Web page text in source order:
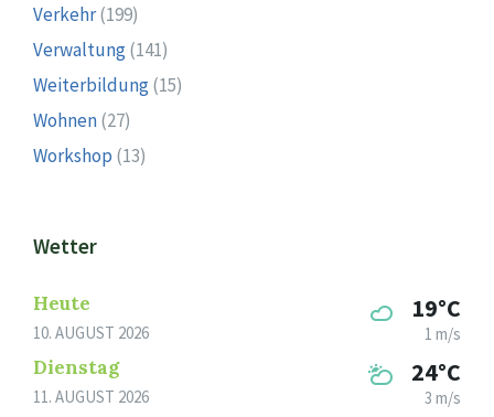
Verkehr(199)
Verwaltung(141)
Weiterbildung(15)
Wohnen(27)
Workshop (13)
Wetter
Heute
10. AUGUST 2026
19°C
1 m/s
Dienstag
11. AUGUST 2026
24°C
3 m/s